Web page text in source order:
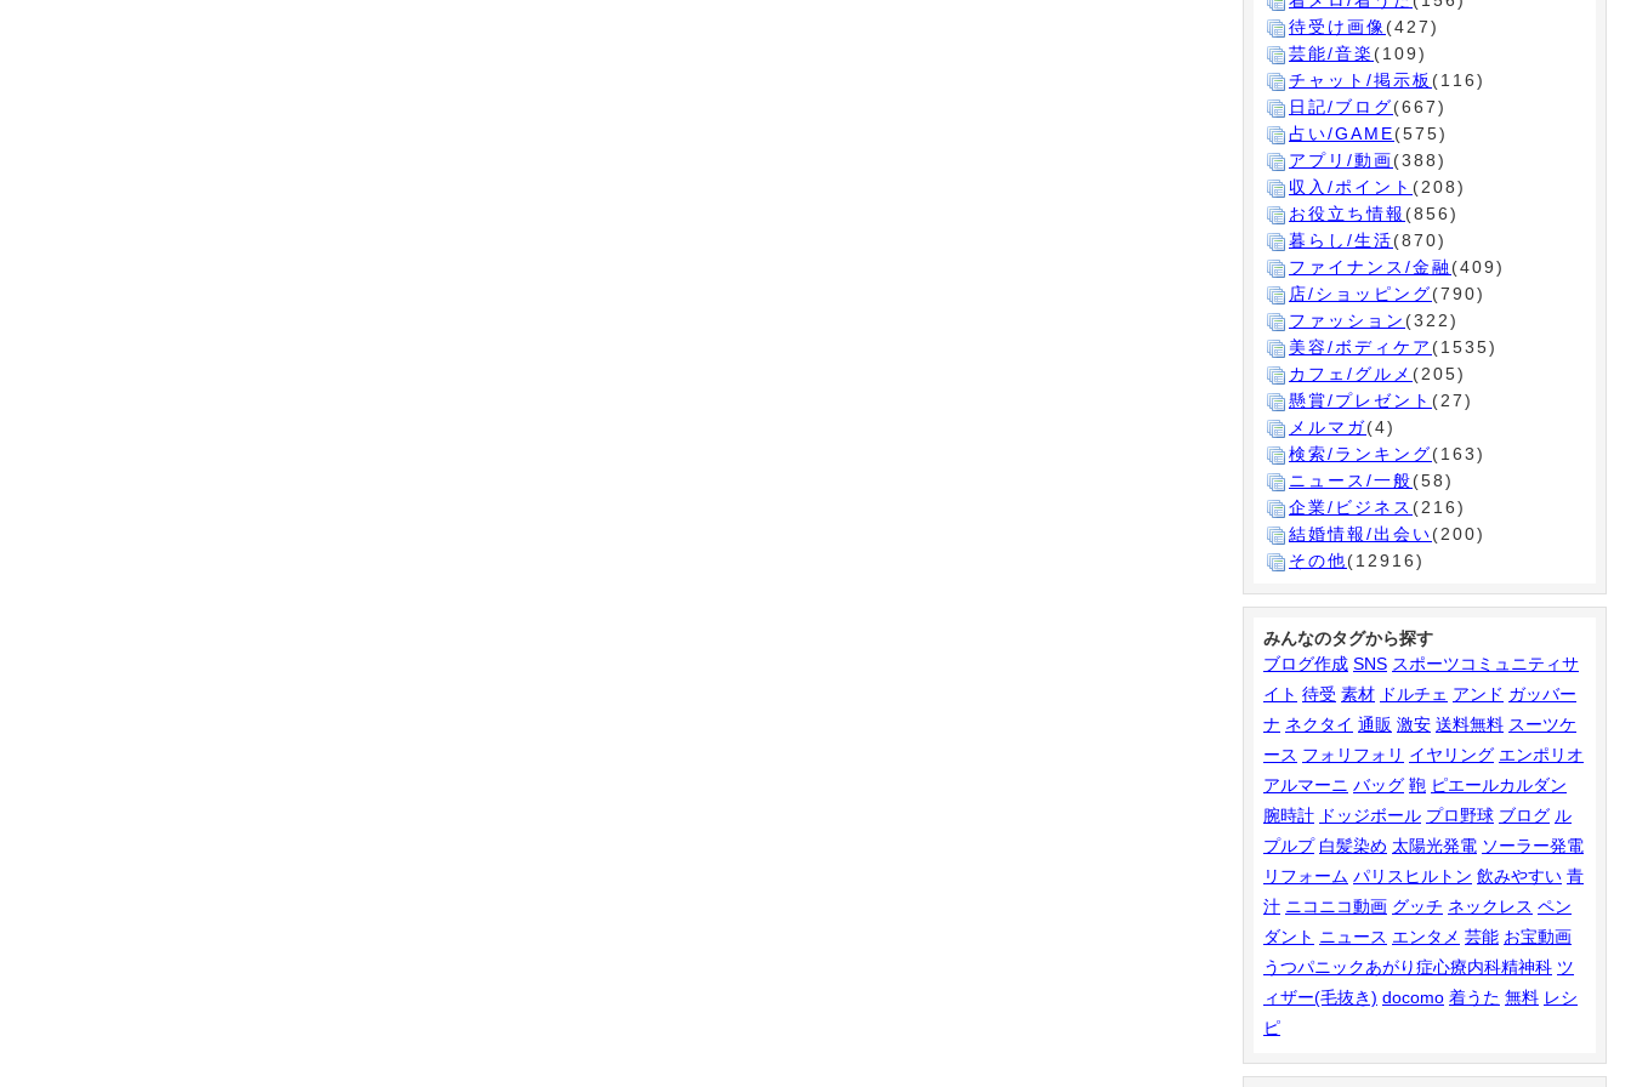
待受け画像(427)
芸能/音楽 (109)
チャット/掲示板 (116)
日記/ブログ(667)
占い/GAME(575)
アプリ/動画(388)
収入/ポイント (208)
お役立ち情報 (856)
暮らし/生活(870)
ファイナンス/金融 (409)
店/ショッピング(790)
ファッション (322)
美容/ボディケア (1535)
カフェ/グルメ (205)
懸賞/プレゼント (27)
メルマガ(4)
検索/ランキング(163)
ニュース/一般(58)
企業/ビジネス (216)
結婚情報/出会い(200)
その他(12916)
みんなのタグから探す
ブログ作成 SNS スポーツコミュニティサ
イト 待受 素材 ドルチェ アンド ガッバー
ナ ネクタイ 通販 激安 送料無料 スーツケ
ース フォリフォリ イヤリング エンポリオ
アルマーニ バッグ 鞄 ピエールカルダン
腕時計 ドッジボール プロ野球 ブログ ル
プルプ 白髪染め 太陽光発電 ソーラー発電
リフォーム パリスヒルトン 飲みやすい 青
汁 ニコニコ動画 グッチ ネックレス ペン
ダント ニュース エンタメ 芸能 お宝動画
うつパニックあがり症心療内科精神科 ツ
ィザー(毛抜き) docomo 着うた 無料 レシ
ピ